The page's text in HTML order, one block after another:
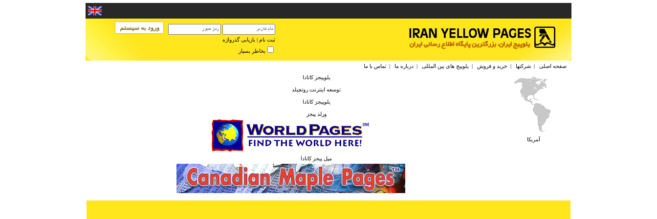
ثبت نام بازیابی گذرواژه
بخاطر بسپار
صفحه اصلی شرکتها خرید و فروش یلوپیج های بین المللی درباره ما تماس با ما
آمريكا
يلوپيجز كانادا
توسعه اينترنت روتچيلد
يلوپيجز كانادا
ورلد پيجز
مپل پيجز كانادا